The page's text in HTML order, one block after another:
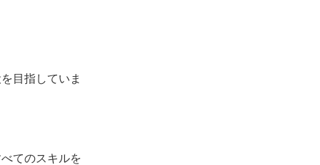
目指していま
てのスキルを